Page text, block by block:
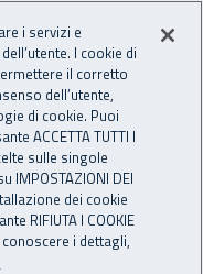
Apri cerca
i servizi e
I cookie di
il corretto
dell’utente,
di cookie. Puoi
ACCETTA TUTTI I
sulle singole
IMPOSTAZIONI DEI
dei cookie
RIFIUTA I COOKIE
conoscere i dettagli,